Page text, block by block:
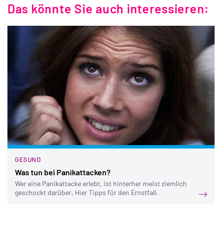
Das könnte Sie auch interessieren:
GESUND
Was tun bei Panikattacken?
Wer eine Panikattacke erlebt, ist hinterher meist ziemlich
geschockt darüber. Hier Tipps für den Ernstfall.